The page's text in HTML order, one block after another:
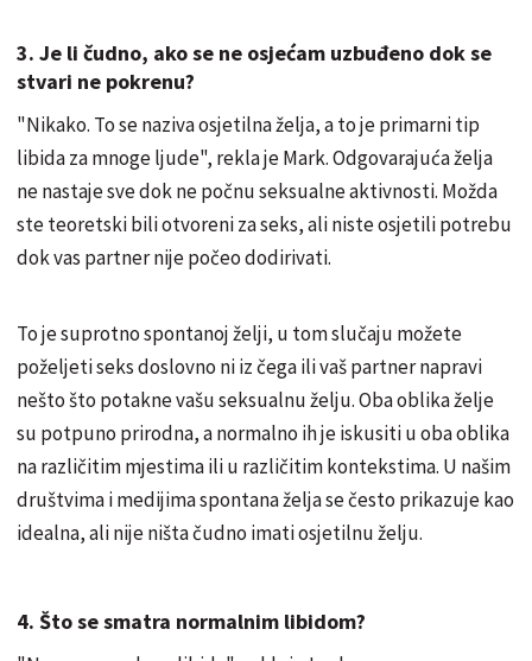
3. Je li čudno, ako se ne osjećam uzbuđeno dok se
stvari ne pokrenu?
"Nikako. To se naziva osjetilna želja, a to je primarni tip
libida za mnoge ljude", rekla je Mark. Odgovarajuća želja
ne nastaje sve dok ne počnu seksualne aktivnosti. Možda
ste teoretski bili otvoreni za seks, ali niste osjetili potrebu
dok vas partner nije počeo dodirivati.
To je suprotno spontanoj želji, u tom slučaju možete
poželjeti seks doslovno ni iz čega ili vaš partner napravi
nešto što potakne vašu seksualnu želju. Oba oblika želje
su potpuno prirodna, a normalno ih je iskusiti u oba oblika
na različitim mjestima ili u različitim kontekstima. U našim
društvima i medijima spontana želja se često prikazuje kao
idealna, ali nije ništa čudno imati osjetilnu želju.
4. Što se smatra normalnim libidom?